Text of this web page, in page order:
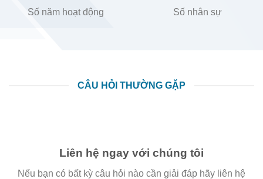
Số năm hoạt động
Số nhân sự
CÂU HỎI THƯỜNG GẶP
Liên hệ ngay với chúng tôi
Nếu bạn có bất kỳ câu hỏi nào cần giải đáp hãy liên hệ